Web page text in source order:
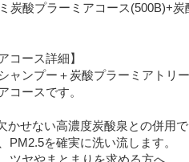
炭酸プラーミアコース(500B)+
コース詳細】
ャンプー＋炭酸プラーミアトリ
コースです。
かせない高濃度炭酸泉との併用
PM2.5を確実に洗い流します。
ツヤやまとまりを求める方へ